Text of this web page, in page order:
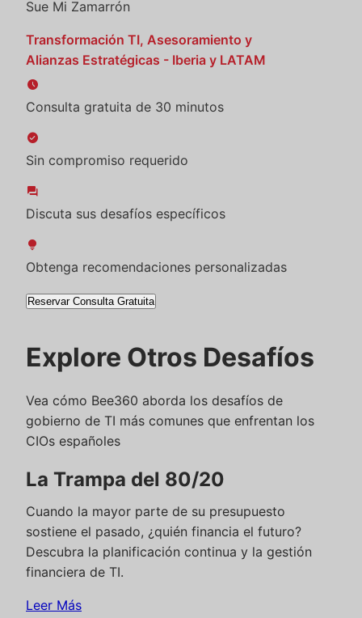
Sue Mi Zamarrón
Transformación TI, Asesoramiento y
Alianzas Estratégicas - Iberia y LATAM
schedule
Consulta gratuita de 30 minutos
check_circle
Sin compromiso requerido
forum
Discuta sus desafíos específicos
lightbulb
Obtenga recomendaciones personalizadas
Reservar Consulta Gratuita
Explore Otros Desafíos
Vea cómo Bee360 aborda los desafíos de
gobierno de TI más comunes que enfrentan los
CIOs españoles
La Trampa del 80/20
Cuando la mayor parte de su presupuesto
sostiene el pasado, ¿quién financia el futuro?
Descubra la planificación continua y la gestión
financiera de TI.
Leer Más